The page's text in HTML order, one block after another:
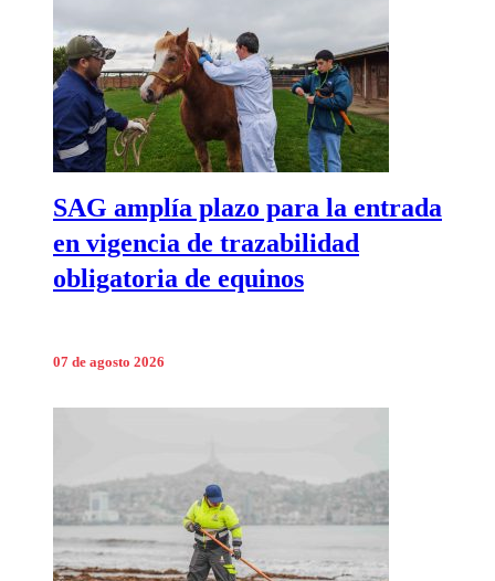
SAG amplía plazo para la entrada
en vigencia de trazabilidad
obligatoria de equinos
07 de agosto 2026